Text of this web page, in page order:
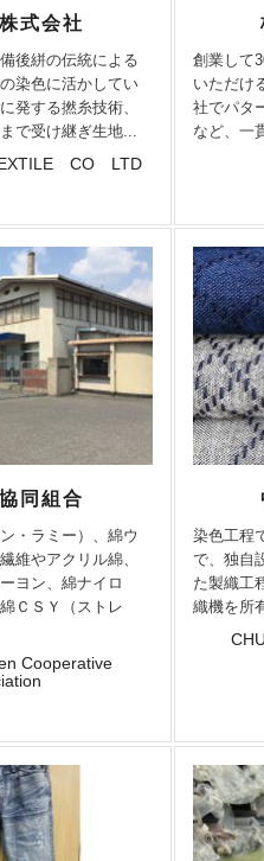
式会社
後絣の伝統による
染色に活かしてい
発する撚糸技術、
で受け継ぎ生地...
CO LTD
創業して
いただけ
社でパタ
など、一
同組合
・ラミー）、綿ウ
維やアクリル綿、
ヨン、綿ナイロ
ＣＳＹ（ストレ
Cooperative
染色工程
で、独自
た製織工
織機を所